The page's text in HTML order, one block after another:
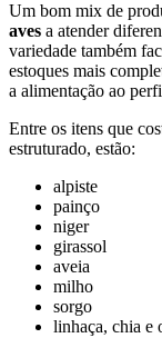
Um bom mix de
aves a atender
variedade também
estoques mais
a alimentação ao
Entre os itens que
estruturado, estão:
alpiste
painço
niger
girassol
aveia
milho
sorgo
linhaça, chia e